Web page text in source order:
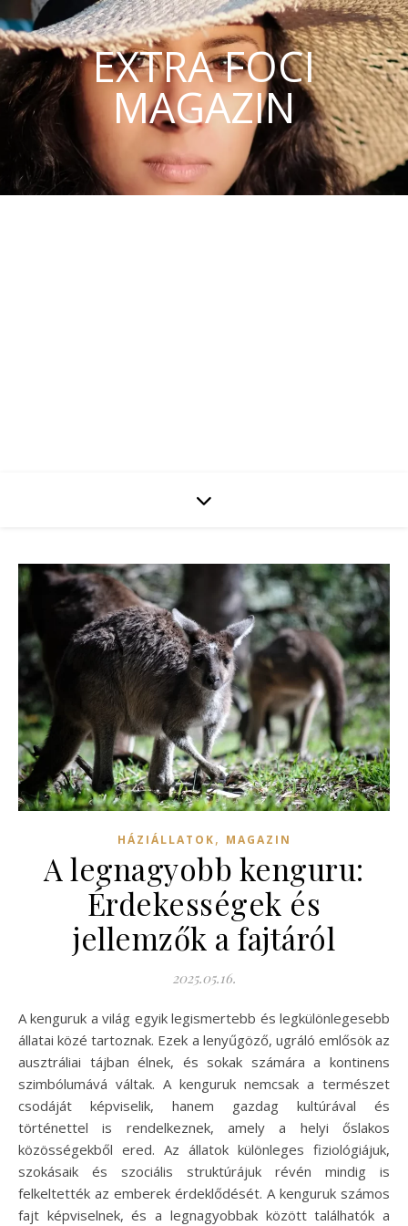
EXTRA FOCI
MAGAZIN
HÁZIÁLLATOK, MAGAZIN
A legnagyobb kenguru:
Érdekességek és
jellemzők a fajtáról
2025.05.16.
A kenguruk a világ egyik legismertebb és legkülönlegesebb
állatai közé tartoznak. Ezek a lenyűgöző, ugráló emlősök az
ausztráliai tájban élnek, és sokak számára a kontinens
szimbólumává váltak. A kenguruk nemcsak a természet
csodáját képviselik, hanem gazdag kultúrával és
történettel is rendelkeznek, amely a helyi őslakos
közösségekből ered. Az állatok különleges fiziológiájuk,
szokásaik és szociális struktúrájuk révén mindig is
felkeltették az emberek érdeklődését. A kenguruk számos
fajt képviselnek, és a legnagyobbak között találhatók a